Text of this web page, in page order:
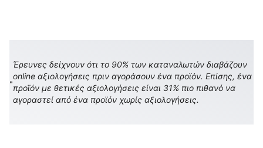
Έρευνες δείχνουν ότι το 90% των καταναλωτών διαβάζουν
online αξιολογήσεις πριν αγοράσουν ένα προϊόν. Επίσης, ένα
προϊόν με θετικές αξιολογήσεις είναι 31% πιο πιθανό να
αγοραστεί από ένα προϊόν χωρίς αξιολογήσεις.